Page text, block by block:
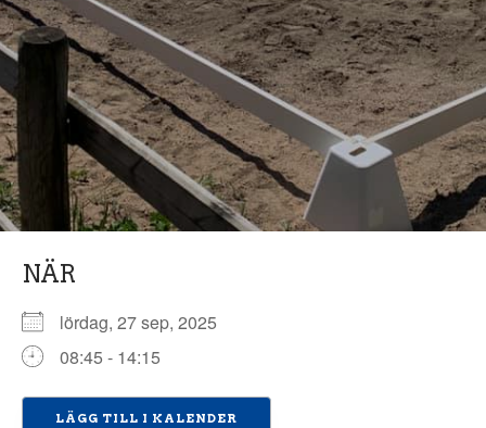
NÄR
lördag, 27 sep, 2025
08:45 - 14:15
LÄGG TILL I KALENDER